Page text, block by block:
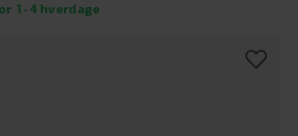
1-4 hverdage